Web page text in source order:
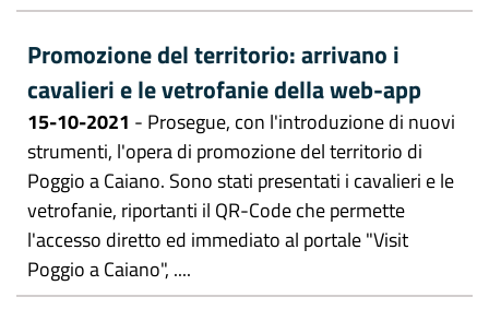
Promozione del territorio: arrivano i
cavalieri e le vetrofanie della web-app
15-10-2021 - Prosegue, con l'introduzione di nuovi
strumenti, l'opera di promozione del territorio di
Poggio a Caiano. Sono stati presentati i cavalieri e le
vetrofanie, riportanti il QR-Code che permette
l'accesso diretto ed immediato al portale "Visit
Poggio a Caiano", ....